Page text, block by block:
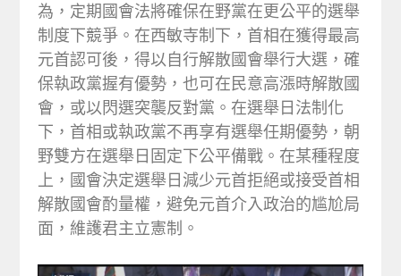
為，定期國會法將確保在野黨在更公平的選舉
制度下競爭。在西敏寺制下，首相在獲得最高
元首認可後，得以自行解散國會舉行大選，確
保執政黨握有優勢，也可在民意高漲時解散國
會，或以閃選突襲反對黨。在選舉日法制化
下，首相或執政黨不再享有選舉任期優勢，朝
野雙方在選舉日固定下公平備戰。在某種程度
上，國會決定選舉日減少元首拒絕或接受首相
解散國會酌量權，避免元首介入政治的尴尬局
面，維護君主立憲制。